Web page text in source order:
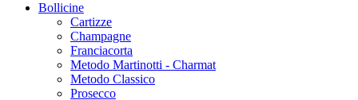
Bollicine
Cartizze
Champagne
Franciacorta
Metodo Martinotti - Charmat
Metodo Classico
Prosecco